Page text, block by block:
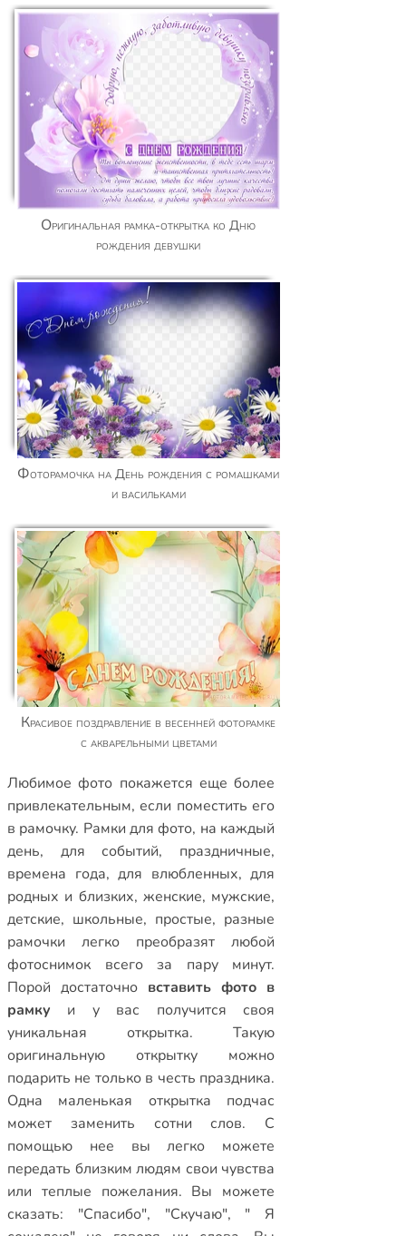
Оригинальная рамка-открытка ко Дню
рождения девушки
Фоторамочка на День рождения с ромашками
и васильками
Красивое поздравление в весенней фоторамке
с акварельными цветами
Любимое фото покажется еще более
привлекательным, если поместить его
в рамочку. Рамки для фото, на каждый
день, для событий, праздничные,
времена года,для влюбленных,для
родных и близких, женские, мужские,
детские, школьные, простые, разные
рамочки легко преобразят любой
фотоснимок всего за пару минут.
Порой достаточно вставить фото в
рамку и у вас получится своя
уникальная открытка. Такую
оригинальную открытку можно
подарить не только в честь праздника.
Одна маленькая открытка подчас
может заменить сотни слов. С
помощью нее вы легко можете
передать близким людям свои чувства
или теплые пожелания. Вы можете
сказать: "Спасибо", "Скучаю", " Я